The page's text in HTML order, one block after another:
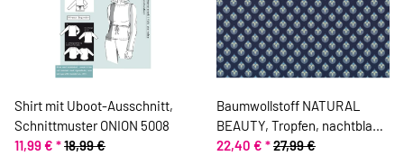
Shirt mit Uboot-Ausschnitt,
Schnittmuster ONION 5008
11,99 € *18,99 €
Baumwollstoff NATURAL
BEAUTY, Tropfen, nachtblau,
ring a roses
22,40 € *27,99 €